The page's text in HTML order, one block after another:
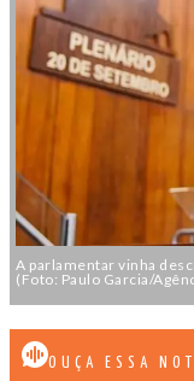
A parlamentar vinha
(Foto: Paulo Garcia/
OUÇA ESSA